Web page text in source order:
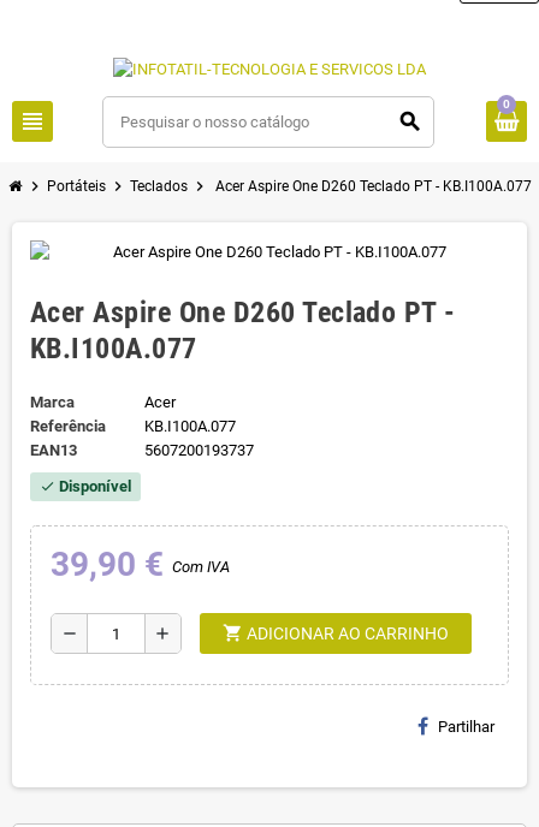
view_headline search
0
chevron_right Portáteis chevron_right Teclados chevron_right Acer Aspire One D260 Teclado PT - KB.I100A.077
Acer Aspire One D260 Teclado PT -
KB.I100A.077
Marca
Acer
Referência
KB.I100A.077
EAN13
5607200193737
check Disponível
39,90 € Com IVA
remove add shopping_cart ADICIONAR AO CARRINHO
Partilhar